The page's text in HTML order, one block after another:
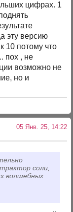
цифрах. 1
эту версию
10 потому что
пох , не
возможно не
но и
05 Янв. 25, 14:22
соли,
волшебных